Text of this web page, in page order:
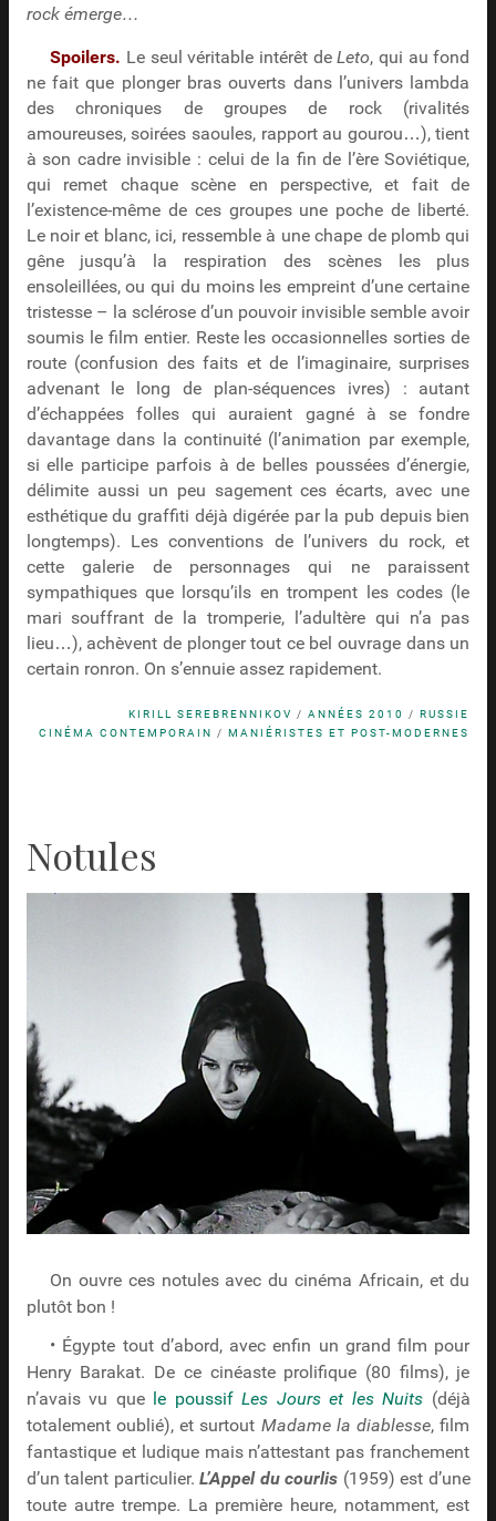
rock émerge…
Spoilers. Le seul véritable intérêt deLeto, qui au fond
ne fait que plonger bras ouverts dans l’univers lambda
des chroniques de groupes de rock (rivalités
amoureuses, soirées saoules, rapport au gourou…), tient
à son cadre invisible : celui de la fin de l’ère Soviétique,
qui remet chaque scène en perspective, et fait de
l’existence-même de ces groupes une poche de liberté.
Le noir et blanc, ici, ressemble à une chape de plomb qui
gêne jusqu’à la respiration des scènes les plus
ensoleillées, ou qui du moins les empreint d’une certaine
tristesse – la sclérose d’un pouvoir invisible semble avoir
soumis le film entier. Reste les occasionnelles sorties de
route (confusion des faits et de l’imaginaire, surprises
advenant le long de plan-séquences ivres) : autant
d’échappées folles qui auraient gagné à se fondre
davantage dans la continuité (l’animation par exemple,
si elle participe parfois à de belles poussées d’énergie,
délimite aussi un peu sagement ces écarts, avec une
esthétique du graffiti déjà digérée par la pub depuis bien
longtemps). Les conventions de l’univers du rock, et
cette galerie de personnages qui ne paraissent
sympathiques que lorsqu’ils en trompent les codes (le
mari souffrant de la tromperie, l’adultère qui n’a pas
lieu…), achèvent de plonger tout ce bel ouvrage dans un
certain ronron. On s’ennuie assez rapidement.
KIRILL SEREBRENNIKOV /ANNÉES 2010 /RUSSIE
CINÉMA CONTEMPORAIN /MANIÉRISTES ET POST-MODERNES
Notules
On ouvre ces notules avec du cinéma Africain, et du
plutôt bon !
• Égypte tout d’abord, avec enfin un grand film pour
Henry Barakat. De ce cinéaste prolifique (80 films), je
n’avais vu que
le poussifLes Jours et les Nuits (déjà
totalement oublié), et surtout Madame la diablesse, film
fantastique et ludique mais n’attestant pas franchement
d’un talent particulier.L’Appel du courlis (1959) est d’une
toute autre trempe. La première heure, notamment, est